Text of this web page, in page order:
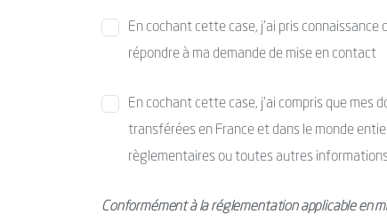
En cochant cette case, j’ai pris
répondre à ma demande de mise en contact
En cochant cette case, j’ai compris que
transférées en France et dans le monde
règlementaires ou toutes autres
Conformément à la réglementation applicable en